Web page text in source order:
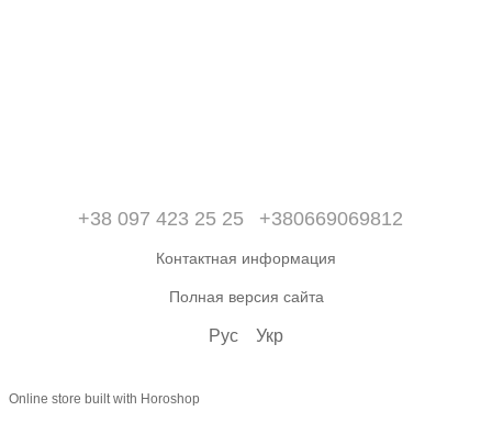
+38 097 423 25 25 +380669069812
Контактная информация
Полная версия сайта
Рус Укр
Online store built with Horoshop